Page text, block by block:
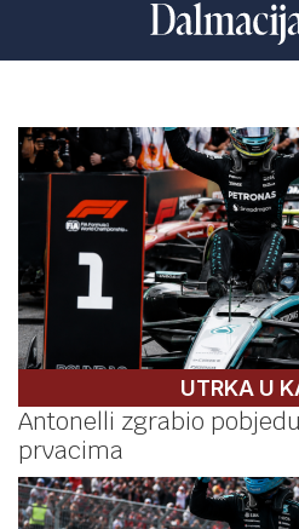
UTRKA U
Antonelli zgrabio
prvacima